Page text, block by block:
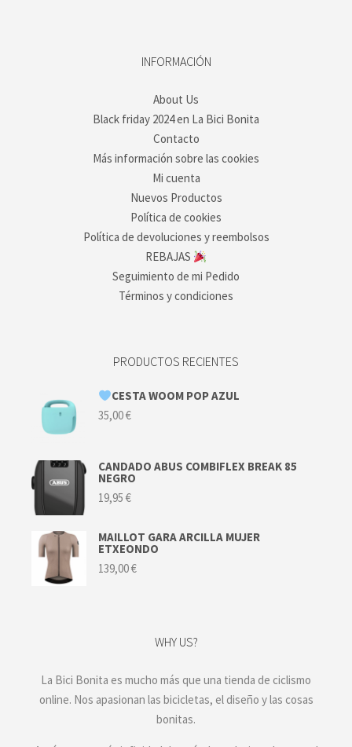
INFORMACIÓN
About Us
Black friday 2024 en La Bici Bonita
Contacto
Más información sobre las cookies
Mi cuenta
Nuevos Productos
Política de cookies
Política de devoluciones y reembolsos
REBAJAS
Seguimiento de mi Pedido
Términos y condiciones
PRODUCTOS RECIENTES
CESTA WOOM POP AZUL
35,00€
CANDADO ABUS COMBIFLEX BREAK 85
NEGRO
19,95 €
MAILLOT GARA ARCILLA MUJER
ETXEONDO
139,00€
WHY US?
La Bici Bonita es mucho más que una tienda de ciclismo
online. Nos apasionan las bicicletas, el diseño y las cosas
bonitas.